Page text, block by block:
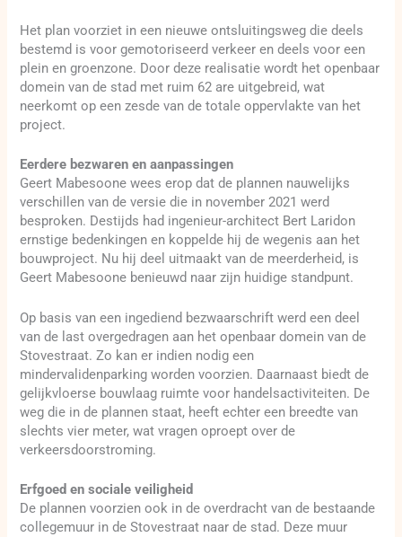
Het plan voorziet in een nieuwe ontsluitingsweg die deels
bestemd is voor gemotoriseerd verkeer en deels voor een
plein en groenzone. Door deze realisatie wordt het openbaar
domein van de stad met ruim 62 are uitgebreid, wat
neerkomt op een zesde van de totale oppervlakte van het
project.
Eerdere bezwaren en aanpassingen
Geert Mabesoone wees erop dat de plannen nauwelijks
verschillen van de versie die in november 2021 werd
besproken. Destijds had ingenieur-architect Bert Laridon
ernstige bedenkingen en koppelde hij de wegenis aan het
bouwproject. Nu hij deel uitmaakt van de meerderheid, is
Geert Mabesoone benieuwd naar zijn huidige standpunt.
Op basis van een ingediend bezwaarschrift werd een deel
van de last overgedragen aan het openbaar domein van de
Stovestraat. Zo kan er indien nodig een
mindervalidenparking worden voorzien. Daarnaast biedt de
gelijkvloerse bouwlaag ruimte voor handelsactiviteiten. De
weg die in de plannen staat, heeft echter een breedte van
slechts vier meter, wat vragen oproept over de
verkeersdoorstroming.
Erfgoed en sociale veiligheid
De plannen voorzien ook in de overdracht van de bestaande
collegemuur in de Stovestraat naar de stad. Deze muur